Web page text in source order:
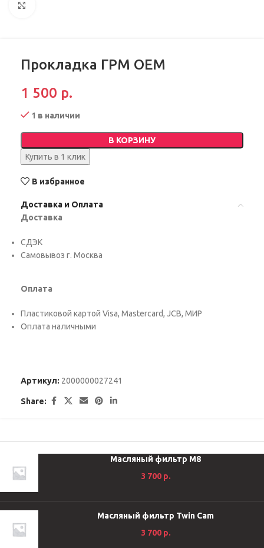
Прокладка ГРМ ОЕМ
1 500 р.
1 в наличии
В КОРЗИНУ
Купить в 1 клик
В избранное
Доставка и Оплата
Доставка
СДЭК
Самовывоз г. Москва
Оплата
Пластиковой картой Visa, Mastercard, JCB, МИР
Оплата наличными
Артикул: 2000000027241
Share:
Масляный фильтр М8
3 700 р.
Масляный фильтр Twin Cam
3 700 р.